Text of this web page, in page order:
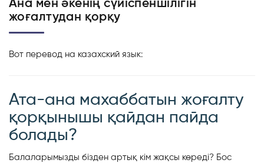
жоғалтудан қорқу
Вот перевод на казахский язык:
Ата-ана махаббатын жоғалту
қорқынышы қайдан пайда
болады?
Балаларымызды бізден артық кім жақсы көреді? Бос